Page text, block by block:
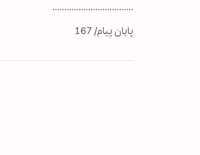
..................................
پایان پیام/ 167